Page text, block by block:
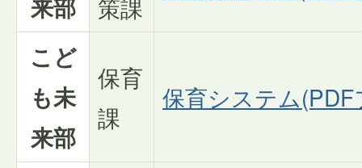
来部
策課
こど
も未
来部
保育
課
保育システム